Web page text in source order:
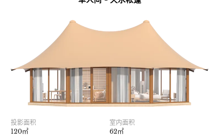
投影面积
120㎡
室内面积
62㎡